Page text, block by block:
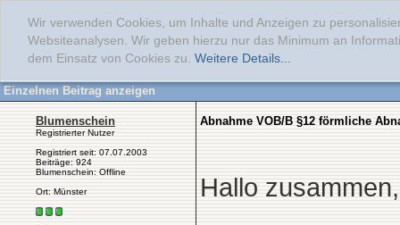
Wir verwenden Cookies, um Inhalte und Anzeigen zu
Websiteanalysen. Wir geben hierzu nur das Minimum an
dem Einsatz von Cookies zu. Weitere Details...
Einzelnen Beitrag anzeigen
Blumenschein
Registrierter Nutzer
Registriert seit: 07.07.2003
Beiträge: 924
Blumenschein: Offline
Ort: Münster
Abnahme VOB/B §12 förmliche
Hallo zusammen,